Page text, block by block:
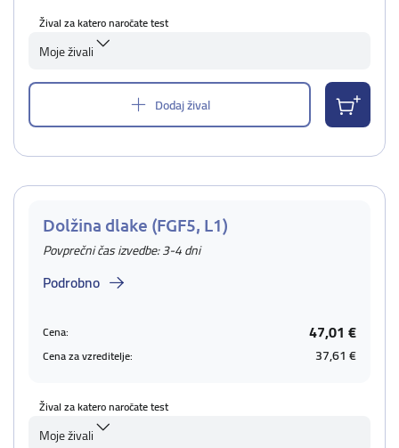
Žival za katero naročate test
Moje živali
Dodaj žival
Dolžina dlake (FGF5, L1)
Povprečni čas izvedbe: 3-4 dni
Podrobno
Cena: 47,01 €
Cena za vzreditelje: 37,61 €
Žival za katero naročate test
Moje živali